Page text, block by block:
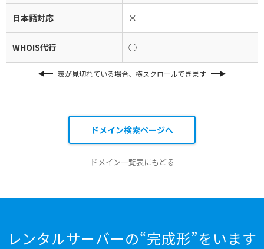
日本語対応 ×
WHOIS代行 ◯
表が見切れている場合、横スクロールできます
ドメイン検索ページへ
ドメイン一覧表にもどる
レンタルサーバーの“完成形”をいます